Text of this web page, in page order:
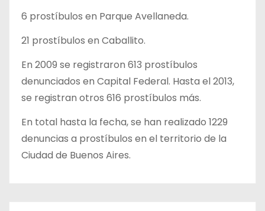
6 prostíbulos en Parque Avellaneda.
21 prostíbulos en Caballito.
En 2009 se registraron 613 prostíbulos
denunciados en Capital Federal. Hasta el 2013,
se registran otros 616 prostíbulos más.
En total hasta la fecha, se han realizado 1229
denuncias a prostíbulos en el territorio de la
Ciudad de Buenos Aires.